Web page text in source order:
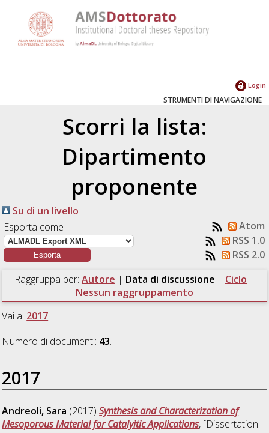
Login
STRUMENTI DI NAVIGAZIONE
Scorri la lista:
Dipartimento
proponente
Su di un livello
Esporta come
Atom
RSS 1.0
RSS 2.0
Raggruppa per: Autore | Data di discussione | Ciclo |
Nessun raggruppamento
Vai a: 2017
Numero di documenti: 43.
2017
Andreoli, Sara (2017)Synthesis and Characterization of
Mesoporous Material for Catalyitic Applications, [Dissertation